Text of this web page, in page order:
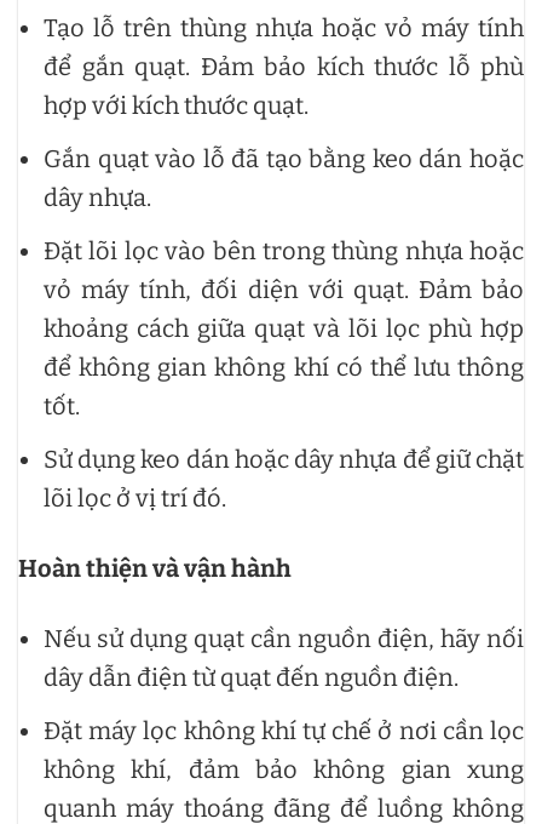
Tạo lỗ trên thùng nhựa hoặc vỏ máy tính
để gắn quạt. Đảm bảo kích thước lỗ phù
hợp với kích thước quạt.
Gắn quạt vào lỗ đã tạo bằng keo dán hoặc
dây nhựa.
Đặt lõi lọc vào bên trong thùng nhựa hoặc
vỏ máy tính, đối diện với quạt. Đảm bảo
khoảng cách giữa quạt và lõi lọc phù hợp
để không gian không khí có thể lưu thông
tốt.
Sử dụng keo dán hoặc dây nhựa để giữ chặt
lõi lọc ở vị trí đó.
Hoàn thiện và vận hành
Nếu sử dụng quạt cần nguồn điện, hãy nối
dây dẫn điện từ quạt đến nguồn điện.
Đặt máy lọc không khí tự chế ở nơi cần lọc
không khí, đảm bảo không gian xung
quanh máy thoáng đãng để luồng không